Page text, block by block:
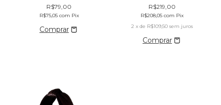
R$79,00
R$75,05 com Pix
R$219,00
R$208,05 com Pix
2 x de R$109,50 sem juros